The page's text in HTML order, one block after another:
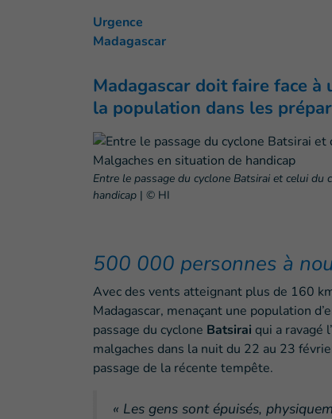
Urgence
Madagascar
Madagascar doit faire face
la population dans les
Entre le passage du cyclone Batsirai et celui
handicap | © HI
500 000 personnes à
Avec des vents atteignant plus de 160
Madagascar, menaçant une population
passage du cyclone Batsirai qui a ravagé
malgaches dans la nuit du 22 au 23
passage de la récente tempête.
« Les gens sont épuisés,